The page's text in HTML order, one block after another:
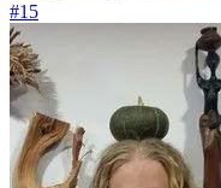
#15